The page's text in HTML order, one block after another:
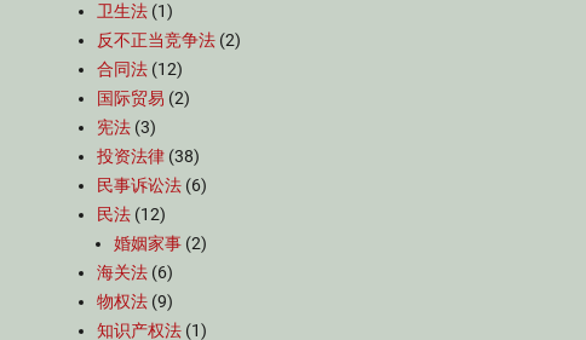
卫生法 (1)
反不正当竞争法 (2)
合同法 (12)
国际贸易 (2)
宪法 (3)
投资法律 (38)
民事诉讼法 (6)
民法 (12)
婚姻家事 (2)
海关法 (6)
物权法 (9)
知识产权法 (1)